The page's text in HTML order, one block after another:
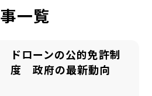
一覧
ドローンの公的免許制
度 政府の最新動向